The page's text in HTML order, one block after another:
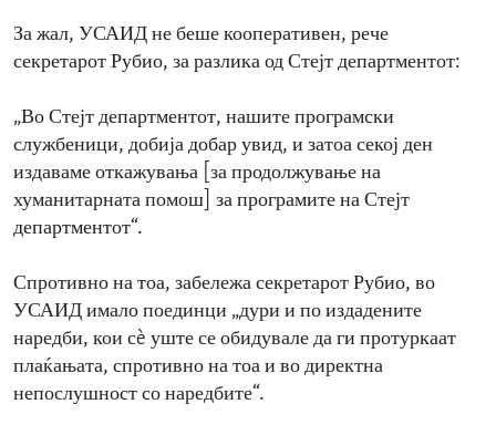
За жал, УСАИД не беше кооперативен, рече
секретарот Рубио, за разлика од Стејт департментот:
„Во Стејт департментот, нашите програмски
службеници, добија добар увид, и затоа секој ден
издаваме откажувања [за продолжување на
хуманитарната помош] за програмите на Стејт
департментот“.
Спротивно на тоа, забележа секретарот Рубио, во
УСАИД имало поединци „дури и по издадените
наредби, кои сè уште се обидувале да ги протуркаат
плаќањата, спротивно на тоа и во директна
непослушност со наредбите“.